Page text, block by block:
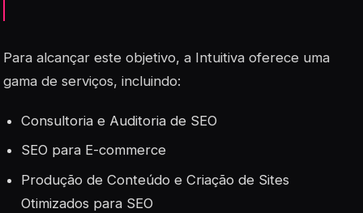
Para alcançar este objetivo, a Intuitiva oferece uma
gama de serviços, incluindo:
Consultoria e Auditoria de SEO
SEO para E-commerce
Produção de Conteúdo e Criação de Sites
Otimizados para SEO